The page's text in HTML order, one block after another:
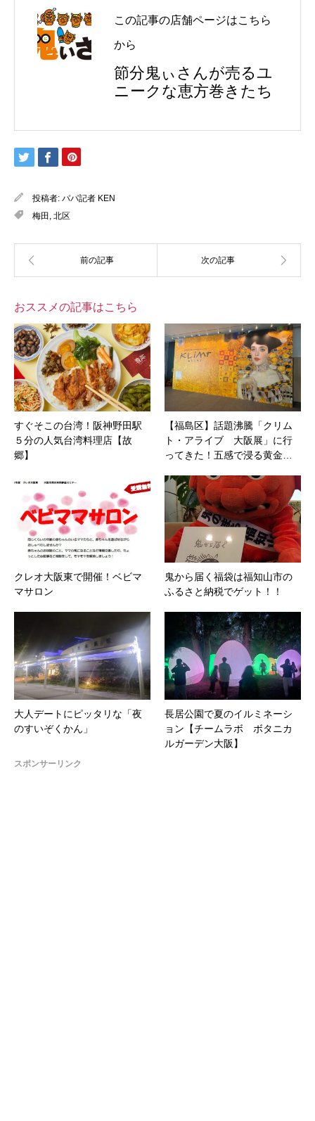
この記事の店舗ページはこちら
から
節分鬼ぃさんが売るユ
ニークな恵方巻きたち
投稿者: パパ記者 KEN
梅田 北区
おススメの記事はこちら
すぐそこの台湾！阪神野田駅
５分の人気台湾料理店【故
郷】
【福島区】話題沸騰「クリム
ト・アライブ 大阪展」に行
ってきた！五感で浸る黄金…
クレオ大阪東で開催！ベビマ
マサロン
鬼から届く福袋は福知山市の
ふるさと納税でゲット！！
大人デートにピッタリな「夜
のすいぞくかん」
長居公園で夏のイルミネーシ
ョン【チームラボ ボタニカ
ルガーデン大阪】
スポンサーリンク